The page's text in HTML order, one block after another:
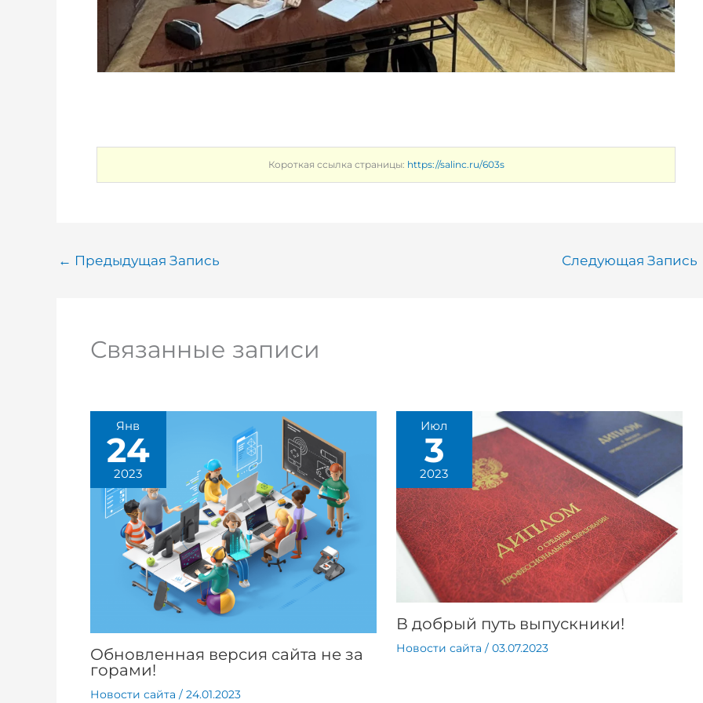
Короткая ссылка страницы: https://salinc.ru/603s
← Предыдущая Запись Следующая Запись
Связанные записи
Янв
24
2023
Обновленная версия сайта не за
горами!
Новости сайта / 24.01.2023
Июл
3
2023
В добрый путь выпускники!
Новости сайта / 03.07.2023